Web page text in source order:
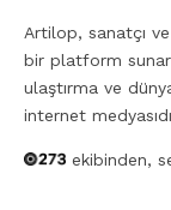
Artilop, sanatçı
bir platform
ulaştırma ve
internet
ekibinden,